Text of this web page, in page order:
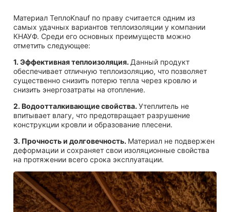
Материал ТеплоKnauf по праву считается одним из
самых удачных вариантов теплоизоляции у компании
КНАУФ. Среди его основных преимуществ можно
отметить следующее:
1. Эффективная теплоизоляция. Данный продукт
обеспечивает отличную теплоизоляцию, что позволяет
существенно снизить потерю тепла через кровлю и
снизить энергозатраты на отопление.
2. Водоотталкивающие свойства. Утеплитель не
впитывает влагу, что предотвращает разрушение
конструкции кровли и образование плесени.
3. Прочность и долговечность. Материал не подвержен
деформации и сохраняет свои изоляционные свойства
на протяжении всего срока эксплуатации.